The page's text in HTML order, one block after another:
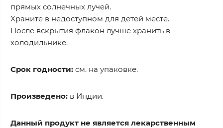
прямых солнечных лучей.
Храните в недоступном для детей месте.
После вскрытия флакон лучше хранить в
холодильнике.
Срок годности: см. на упаковке.
Произведено: в Индии.
Данный продукт не является лекарственным